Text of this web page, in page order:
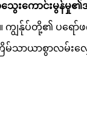
ကောင်းမွန်မှု၏အခ
။ ကျွန်ုပ်တို့၏ ပ
မ်သာယာစွာလမ်း